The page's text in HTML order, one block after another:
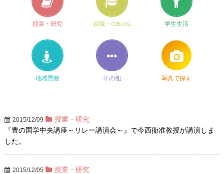
授業・研究 就職・OB.OG 学生生活
地域貢献 その他 写真で探す
2015/12/09
授業・研究
『豊の国学中央講座～リレー講演会～』で今西衞准教授が講演しま
した。
2015/12/05
授業・研究